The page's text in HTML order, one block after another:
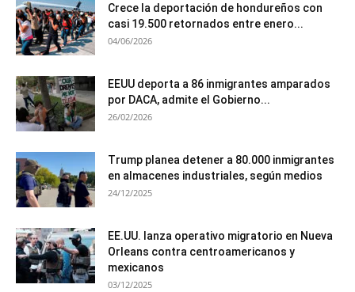
Crece la deportación de hondureños con
casi 19.500 retornados entre enero...
04/06/2026
EEUU deporta a 86 inmigrantes amparados
por DACA, admite el Gobierno...
26/02/2026
Trump planea detener a 80.000 inmigrantes
en almacenes industriales, según medios
24/12/2025
EE.UU. lanza operativo migratorio en Nueva
Orleans contra centroamericanos y
mexicanos
03/12/2025